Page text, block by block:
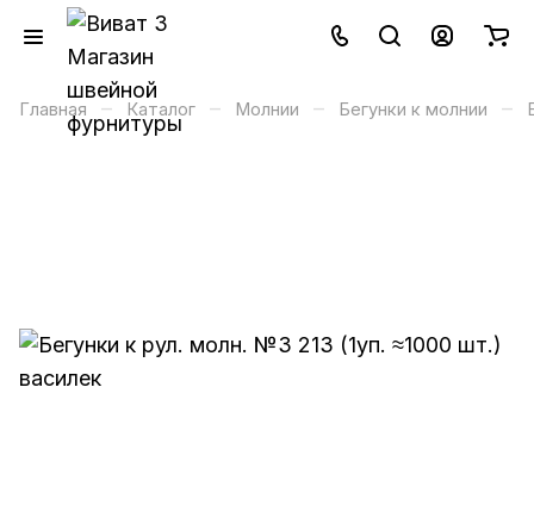
Главная – Каталог – Молнии – Бегунки к молнии –